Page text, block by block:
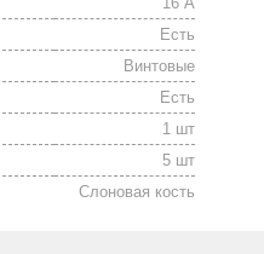
Есть
Винтовые
Есть
1 шт
5 шт
Слоновая кость